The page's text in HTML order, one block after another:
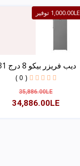
عرض
1,000.00LE توفير
ديب فريزر بيكو 8 درج 31...
( 0 )
35,886.00LE
34,886.00LE